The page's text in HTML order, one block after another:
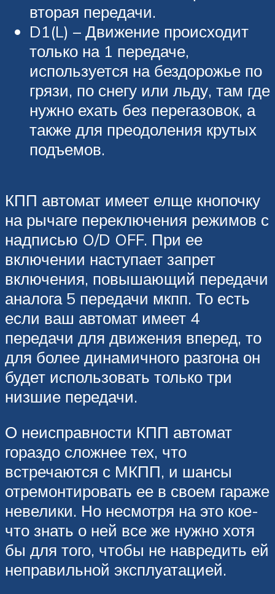
вторая передачи.
D1(L) – Движение происходит
только на 1 передаче,
используется на бездорожье по
грязи, по снегу или льду, там где
нужно ехать без перегазовок, а
также для преодоления крутых
подъемов.
КПП автомат имеет елще кнопочку
на рычаге переключения режимов с
надписью O/D OFF. При ее
включении наступает запрет
включения, повышающий передачи
аналога 5 передачи мкпп. То есть
если ваш автомат имеет 4
передачи для движения вперед, то
для более динамичного разгона он
будет использовать только три
низшие передачи.
О неисправности КПП автомат
гораздо сложнее тех, что
встречаются с МКПП, и шансы
отремонтировать ее в своем гараже
невелики. Но несмотря на это кое-
что знать о ней все же нужно хотя
бы для того, чтобы не навредить ей
неправильной эксплуатацией.